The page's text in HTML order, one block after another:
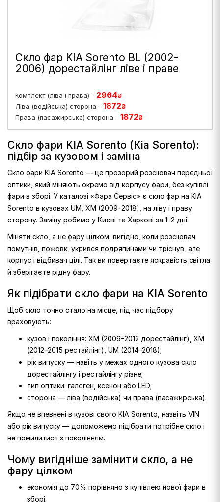
Скло фар KIA Sorento BL (2002-
2006) дорестайлінг ліве і праве
Комплект (ліва і права) - 2964₴
Ліва (водійська) сторона - 1872₴
Права (пасажирська) сторона - 1872₴
Скло фари KIA Sorento (Кіа Sorento):
підбір за кузовом і заміна
Скло фари KIA Sorento — це прозорий розсіювач передньої
оптики, який міняють окремо від корпусу фари, без купівлі
фари в зборі. У каталозі «Фара Сервіс» є скло фар на KIA
Sorento в кузовах UM, XM (2009–2018), на ліву і праву
сторону. Заміну робимо у Києві та Харкові за 1–2 дні.
Міняти скло, а не фару цілком, вигідно, коли розсіювач
помутнів, пожовк, укрився подряпинами чи тріснув, але
корпус і відбивач цілі. Так ви повертаєте яскравість світла
й зберігаєте рідну фару.
Як підібрати скло фари на KIA Sorento
Щоб скло точно стало на місце, під час підбору
враховують:
кузов і покоління: XM (2009–2012 дорестайлінг), XM
(2012–2015 рестайлінг), UM (2014–2018);
рік випуску — навіть у межах одного кузова скло
дорестайлінгу і рестайлінгу різне;
тип оптики: галоген, ксенон або LED;
сторона — ліва (водійська) чи права (пасажирська).
Якщо не впевнені в кузові свого KIA Sorento, назвіть VIN
або рік випуску — допоможемо підібрати потрібне скло і
не помилитися з поколінням.
Чому вигідніше замінити скло, а не
фару цілком
економія до 70% порівняно з купівлею нової фари в
зборі;